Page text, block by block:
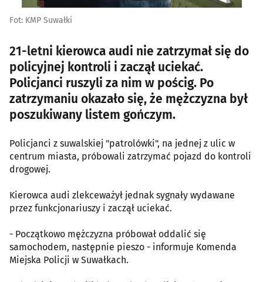
Fot: KMP Suwałki
21-letni kierowca audi nie zatrzymał się do
policyjnej kontroli i zaczął uciekać.
Policjanci ruszyli za nim w pościg. Po
zatrzymaniu okazało się, że mężczyzna był
poszukiwany listem gończym.
Policjanci z suwalskiej "patrolówki", na jednej z ulic w
centrum miasta, próbowali zatrzymać pojazd do kontroli
drogowej.
Kierowca audi zlekceważył jednak sygnały wydawane
przez funkcjonariuszy i zaczął uciekać.
- Początkowo mężczyzna próbował oddalić się
samochodem, następnie pieszo - informuje Komenda
Miejska Policji w Suwałkach.